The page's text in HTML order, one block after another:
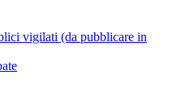
vigilati (da pubblicare in